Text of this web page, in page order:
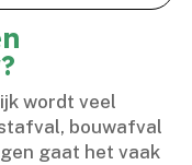
wordt veel
bouwafval
gaat het vaak